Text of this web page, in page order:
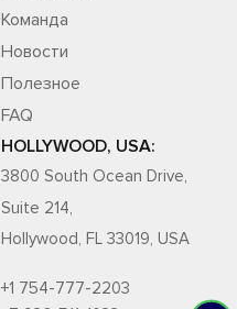
Команда
Новости
Полезное
FAQ
HOLLYWOOD, USA:
3800 South Ocean Drive,
Suite 214,
Hollywood, FL 33019, USA
+1 754-777-2203